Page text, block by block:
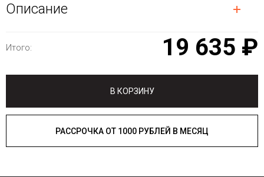
Описание
Итого: 19 635 ₽
В КОРЗИНУ
РАССРОЧКА ОТ 1000 РУБЛЕЙ В МЕСЯЦ